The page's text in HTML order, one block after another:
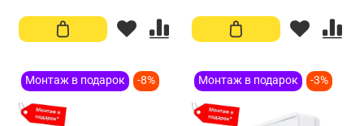
Монтаж в подарок -8% Монтаж в подарок -3%